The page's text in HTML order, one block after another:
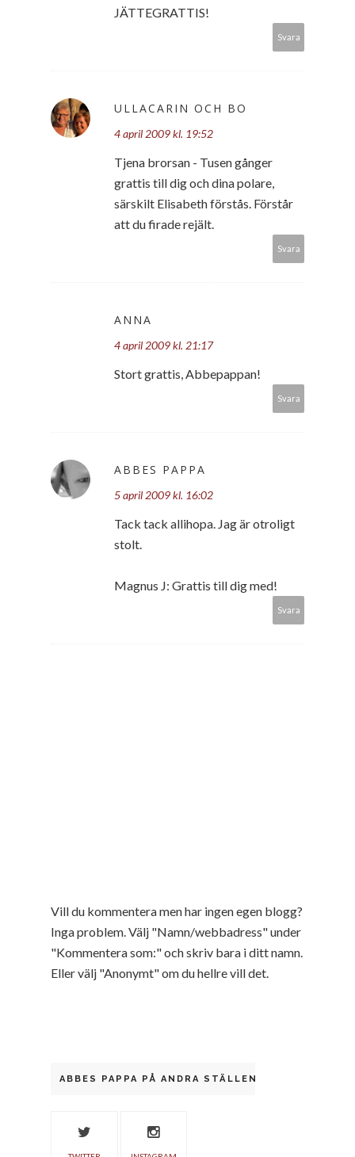
JÄTTEGRATTIS!
Svara
ULLACARIN OCH BO
4 april 2009 kl. 19:52
Tjena brorsan - Tusen gånger
grattis till dig och dina polare,
särskilt Elisabeth förstås. Förstår
att du firade rejält.
Svara
ANNA
4 april 2009 kl. 21:17
Stort grattis, Abbepappan!
Svara
ABBES PAPPA
5 april 2009 kl. 16:02
Tack tack allihopa. Jag är otroligt
stolt.
Magnus J: Grattis till dig med!
Svara
Vill du kommentera men har ingen egen blogg?
Inga problem. Välj "Namn/webbadress" under
"Kommentera som:" och skriv bara i ditt namn.
Eller välj "Anonymt" om du hellre vill det.
ABBES PAPPA PÅ ANDRA STÄLLEN